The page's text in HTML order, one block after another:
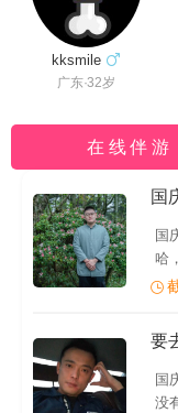
kksmile
广东·32岁
在 线 伴 游
国
哈
要
国
没